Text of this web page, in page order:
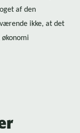
af den
ikke, at det